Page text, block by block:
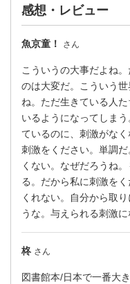
感想・レビュー
魚京童！ さん
こういうの大事だよね
のは大変だ。こういう
ね。ただ生きている人
いるようになってしま
ているのに、刺激がな
刺激をください。単調
くない。なぜだろうね
る。だから私に刺激を
くれない。自分から取
うな。与えられる刺激
柊 さん
図書館本/日本で一番大